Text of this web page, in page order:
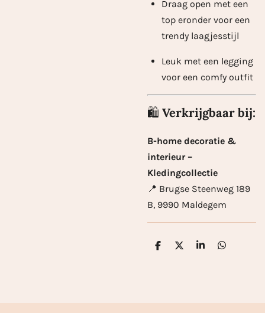
Draag open met een
top eronder voor een
trendy laagjesstijl
Leuk met een legging
voor een comfy outfit
🛍️ Verkrijgbaar bij:
B-home decoratie &
interieur –
Kledingcollectie
📍 Brugse Steenweg 189
B, 9990 Maldegem
D
D
S
D